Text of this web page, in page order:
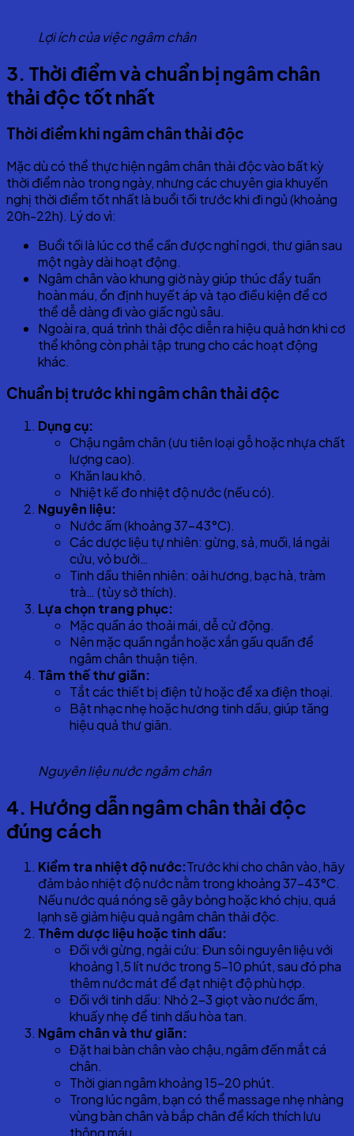
Lợi ích của việc ngâm chân
3. Thời điểmvà chuẩn bị ngâm chân
thải độc tốt nhất
Thời điểm khi ngâm chân thải độc
Mặc dù có thể thực hiện ngâm chân thải độc vào bất kỳ
thời điểm nào trong ngày, nhưng các chuyên gia khuyến
nghị thời điểm tốt nhất là buổi tối trước khi đi ngủ (khoảng
20h-22h). Lý do vì:
Buổi tối là lúc cơ thể cần được nghỉ ngơi, thư giãn sau
một ngày dài hoạt động.
Ngâm chân vào khung giờ này giúp thúc đẩy tuần
hoàn máu, ổn định huyết áp và tạo điều kiện để cơ
thể dễ dàng đi vào giấc ngủ sâu.
Ngoài ra, quá trình thải độc diễn ra hiệu quả hơn khi cơ
thể không còn phải tập trung cho các hoạt động
khác.
Chuẩn bị trước khi ngâm chân thải độc
Dụng cụ:
Chậu ngâm chân (ưu tiên loại gỗ hoặc nhựa chất
lượng cao).
Khăn lau khô.
Nhiệt kế đo nhiệt độ nước (nếu có).
Nguyên liệu:
Nước ấm (khoảng 37-43°C).
Các dược liệu tự nhiên: gừng, sả, muối, lá ngải
cứu, vỏ bưởi…
Tinh dầu thiên nhiên: oải hương, bạc hà, tràm
trà… (tùy sở thích).
Lựa chọn trang phục:
Mặc quần áo thoải mái, dễ cử động.
Nên mặc quần ngắn hoặc xắn gấu quần để
ngâm chân thuận tiện.
Tâm thế thư giãn:
Tắt các thiết bị điện tử hoặc để xa điện thoại.
Bật nhạc nhẹ hoặc hương tinh dầu, giúp tăng
hiệu quả thư giãn.
Nguyên liệu nước ngâm chân
4. Hướng dẫn ngâm chân thải độc
đúng cách
Kiểm tra nhiệt độ nước:Trước khi cho chân vào, hãy
đảm bảo nhiệt độ nước nằm trong khoảng 37-43°C.
Nếu nước quá nóng sẽ gây bỏng hoặc khó chịu, quá
lạnh sẽ giảm hiệu quả ngâm chân thải độc.
Thêm dược liệu hoặc tinh dầu:
Đối với gừng, ngải cứu: Đun sôi nguyên liệu với
khoảng 1,5 lít nước trong 5-10 phút, sau đó pha
thêm nước mát để đạt nhiệt độ phù hợp.
Đối với tinh dầu: Nhỏ 2-3 giọt vào nước ấm,
khuấy nhẹ để tinh dầu hòa tan.
Ngâm chân và thư giãn:
Đặt hai bàn chân vào chậu, ngâm đến mắt cá
chân.
Thời gian ngâm khoảng 15-20 phút.
Trong lúc ngâm, bạn có thể massage nhẹ nhàng
vùng bàn chân và bắp chân để kích thích lưu
thông máu.